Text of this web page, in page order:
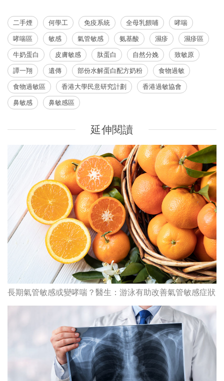
二手煙 何學工 免疫系統 全母乳餵哺
哮喘
哮喘區
敏感 氣管敏感 氨基酸 濕疹
濕疹區
牛奶蛋白
皮膚敏感 肽蛋白 自然分娩
致敏原
譚一翔
遺傳 部份水解蛋白配方奶粉
食物過敏
食物過敏區
香港大學民意研究計劃
香港過敏協會
鼻敏感
鼻敏感區
延伸閱讀
長期氣管敏感或變哮喘？醫生：游泳有助改善氣管敏感症狀